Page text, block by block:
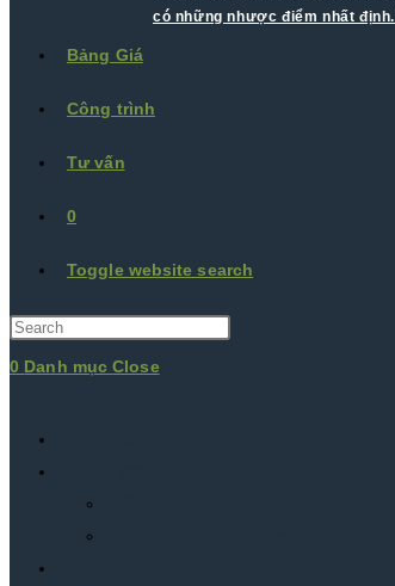
có những nhược điểm nhất
Bảng Giá
Công trình
Tư vấn
0
Toggle website search
0 Danh mục Close